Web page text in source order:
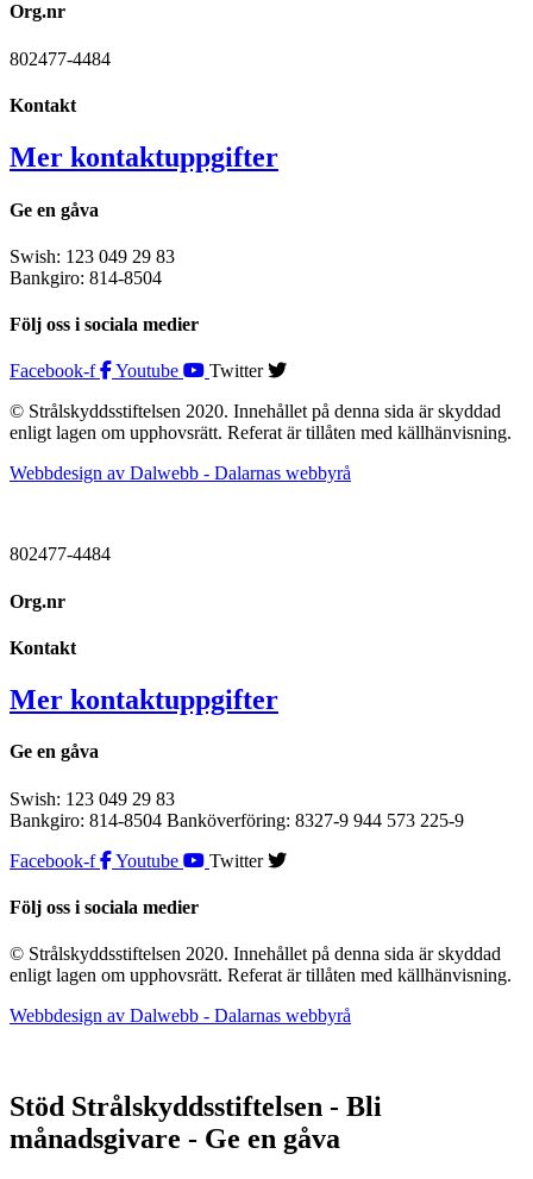
Org.nr
802477-4484
Kontakt
Mer kontaktuppgifter
Ge en gåva
Swish: 123 049 29 83
Bankgiro: 814-8504
Följ oss i sociala medier
Facebook-f Youtube
Twitter
© Strålskyddsstiftelsen 2020. Innehållet på denna sida är skyddad
enligt lagen om upphovsrätt. Referat är tillåten med källhänvisning.
Webbdesign av Dalwebb - Dalarnas webbyrå
802477-4484
Org.nr
Kontakt
Mer kontaktuppgifter
Ge en gåva
Swish: 123 049 29 83
Bankgiro: 814-8504 Banköverföring: 8327-9 944 573 225-9
Facebook-f
Youtube Twitter
Följ oss i sociala medier
© Strålskyddsstiftelsen 2020. Innehållet på denna sida är skyddad
enligt lagen om upphovsrätt. Referat är tillåten med källhänvisning.
Webbdesign av Dalwebb - Dalarnas webbyrå
Stöd Strålskyddsstiftelsen - Bli
månadsgivare - Ge en gåva